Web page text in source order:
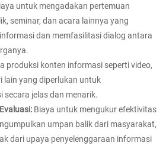
untuk mengadakan pertemuan
seminar, dan acara lainnya yang
dan memfasilitasi dialog antara
produksi konten informasi seperti video,
lain yang diperlukan untuk
jelas dan menarik.
Biaya untuk mengukur efektivitas
umpan balik dari masyarakat,
dari upaya penyelenggaraan informasi